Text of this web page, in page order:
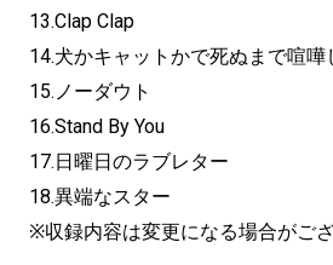
13.Clap Clap
14.犬かキャットかで死ぬまで喧嘩
15.ノーダウト
16.Stand By You
17.日曜日のラブレター
18.異端なスター
※収録内容は変更になる場合がござ